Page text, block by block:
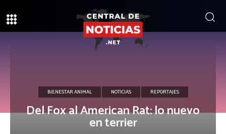
BIENESTAR ANIMAL NOTICIAS REPORTAJES
Del Fox al American Rat: lo nuevo
en terrier